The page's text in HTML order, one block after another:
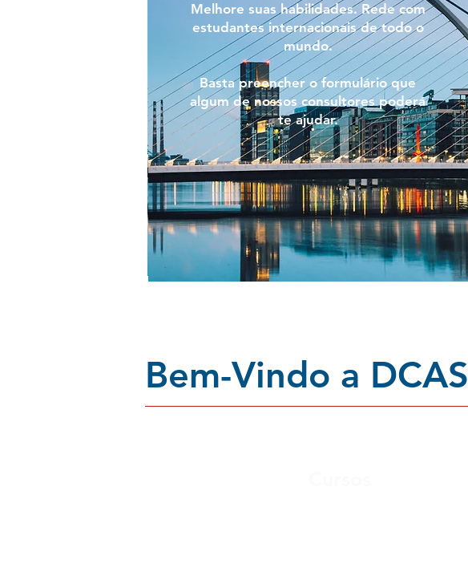
Melhore suas habilidades. Rede com
estudantes internacionais de todo o
mundo.
Basta preencher o formulário que
algum de nossos consultores poderá
te ajudar.
Bem-Vindo a DCAS